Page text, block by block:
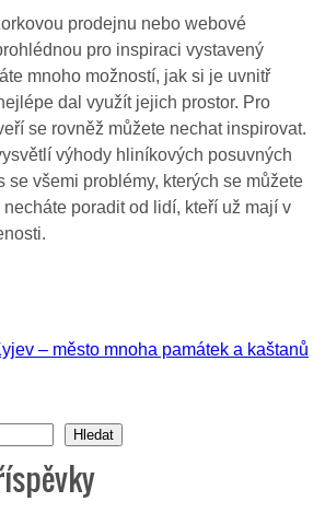
prodejnu nebo webové
pro inspiraci vystavený
mnoho možností, jak si je uvnitř
dal využít jejich prostor. Pro
se rovněž můžete nechat inspirovat.
výhody hliníkových posuvných
se všemi problémy, kterých se můžete
poradit od lidí, kteří už mají v
– město mnoha památek a kaštanů
Hledat